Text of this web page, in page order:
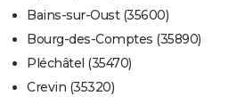
Bains-sur-Oust (35600)
Bourg-des-Comptes (35890)
Pléchâtel (35470)
Crevin (35320)